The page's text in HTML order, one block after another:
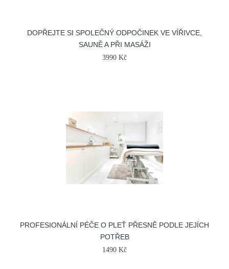
DOPŘEJTE SI SPOLEČNÝ ODPOČINEK VE VÍŘIVCE,
SAUNĚ A PŘI MASÁŽI
3990 Kč
PROFESIONÁLNÍ PÉČE O PLEŤ PŘESNĚ PODLE JEJÍCH
POTŘEB
1490 Kč